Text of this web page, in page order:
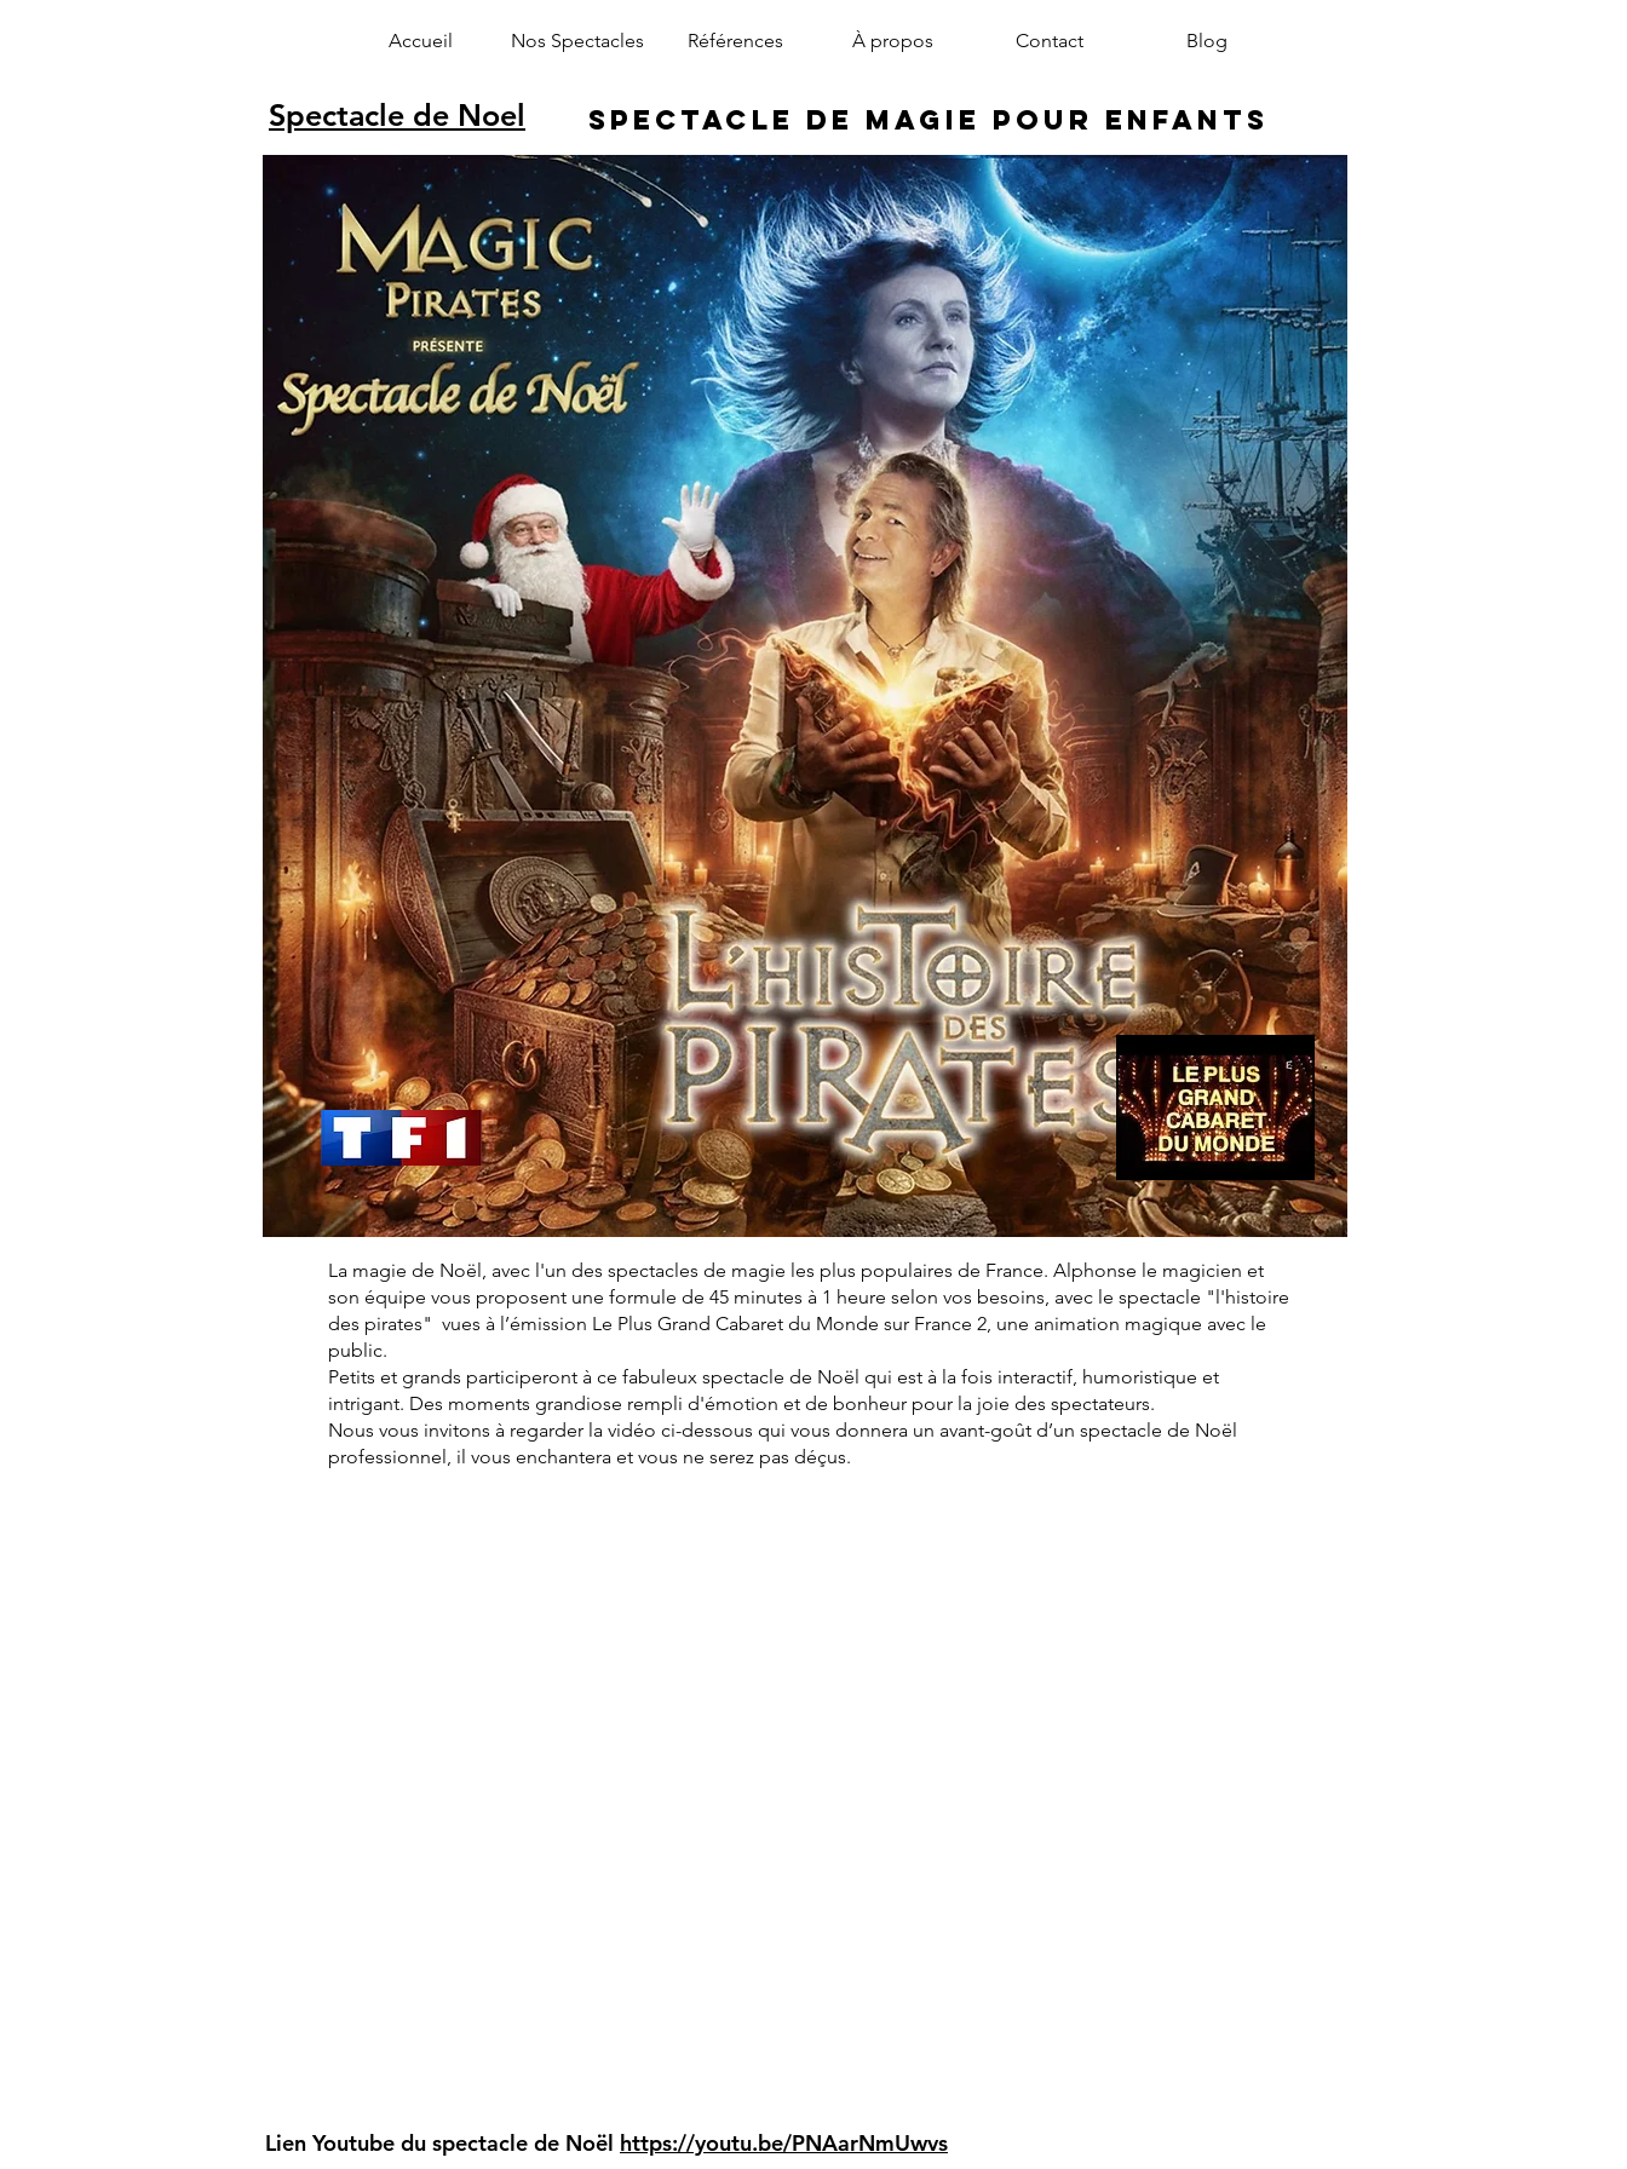
Accueil Nos Spectacles Références À propos Contact Blog
Spectacle de Noel Spectacle de Magie pour enfants
Alphonse le magicien arbre de noël
La magie de Noël, avec l'un des spectacles de magie les plus populaires de France. Alphonse le magicien et
son équipe vous proposent une formule de 45 minutes à 1 heure selon vos besoins, avec le spectacle "l'histoire
des pirates" vues à l’émission Le Plus Grand Cabaret du Monde sur France 2, une animation magique avec le
public.
Petits et grands participeront à ce fabuleux spectacle de Noël qui est à la fois interactif, humoristique et
intrigant. Des moments grandiose rempli d'émotion et de bonheur pour la joie des spectateurs.
Nous vous invitons à regarder la vidéo ci-dessous qui vous donnera un avant-goût d’un spectacle de Noël
professionnel, il vous enchantera et vous ne serez pas déçus.
Lien Youtube du spectacle de Noël https://youtu.be/PNAarNmUwvs